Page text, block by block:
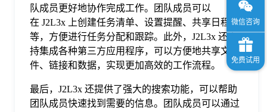
队成员更好地协作完成工作。团队成员可以
在 J2L3x 上创建任务清单、设置提醒、共享日程
等，方便进行任务分配和跟踪。此外，J2L3x 还支
持集成各种第三方应用程序，可以方便地共享文
件、链接和数据，实现更加高效的工作流程。
最后，J2L3x 还提供了强大的搜索功能，可以帮助
团队成员快速找到需要的信息。团队成员可以通过